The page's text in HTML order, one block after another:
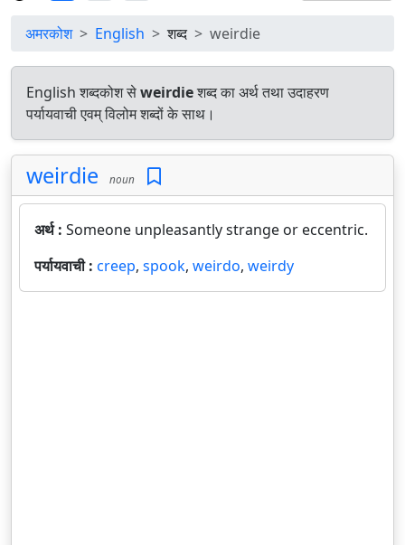
अमरकोश English शब्द weirdie
English शब्दकोश सेweirdieशब्द का अर्थ तथा उदाहरण
पर्यायवाची एवम् विलोम शब्दों के साथ।
weirdie noun
अर्थ : Someone unpleasantly strange or eccentric.
पर्यायवाची : creep, spook, weirdo, weirdy